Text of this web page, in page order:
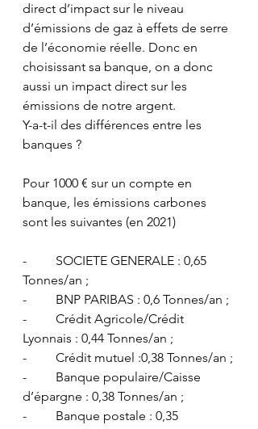
direct d’impact sur le niveau
d’émissions de gaz à effets de serre
de l’économie réelle. Donc en
choisissant sa banque, on a donc
aussi un impact direct sur les
émissions de notre argent.
Y-a-t-il des différences entre les
banques ?
Pour 1000 € sur un compte en
banque, les émissions carbones
sont les suivantes (en 2021)
-         SOCIETE GENERALE : 0,65
Tonnes/an ;
-         BNP PARIBAS : 0,6 Tonnes/an ;
-         Crédit Agricole/Crédit
Lyonnais : 0,44 Tonnes/an ;
-         Crédit mutuel :0,38 Tonnes/an ;
-         Banque populaire/Caisse
d’épargne : 0,38 Tonnes/an ;
-         Banque postale : 0,35